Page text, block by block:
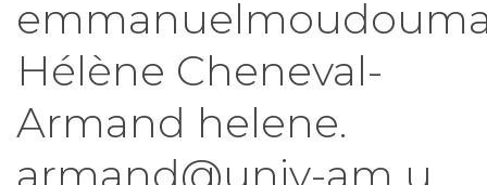
Hélène Cheneval-
Armand helene.
armand@univ-am u